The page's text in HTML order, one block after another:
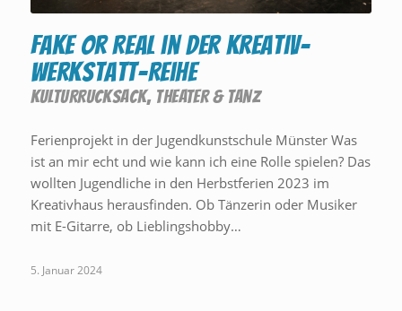
FAKE or REAL in der Kreativ-
Werkstatt-Reihe
KULTURRUCKSACK, THEATER & TANZ
Ferienprojekt in der Jugendkunstschule Münster Was
ist an mir echt und wie kann ich eine Rolle spielen? Das
wollten Jugendliche in den Herbstferien 2023 im
Kreativhaus herausfinden. Ob Tänzerin oder Musiker
mit E-Gitarre, ob Lieblingshobby…
5. Januar 2024